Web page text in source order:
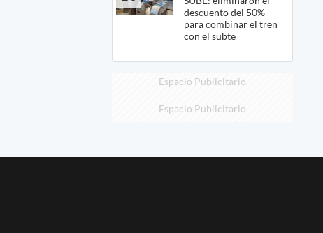
descuento del 50%
para combinar el tren
con el subte
Espacio Publicitario
Espacio Publicitario